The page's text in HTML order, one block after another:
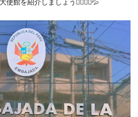
館を紹介しましょう🏃‍♂️🏃‍♀️💦